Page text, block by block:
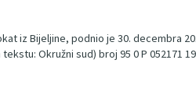
iz Bijeljine, podnio je 30. decembra
Okružni sud) broj 95 0 P 052171